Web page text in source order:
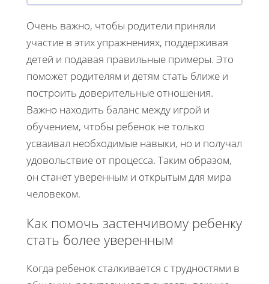
Очень важно, чтобы родители приняли
участие в этих упражнениях, поддерживая
детей и подавая правильные примеры. Это
поможет родителям и детям стать ближе и
построить доверительные отношения.
Важно находить баланс между игрой и
обучением, чтобы ребенок не только
усваивал необходимые навыки, но и получал
удовольствие от процесса. Таким образом,
он станет уверенным и открытым для мира
человеком.
Как помочь застенчивому ребенку
стать более уверенным
Когда ребенок сталкивается с трудностями в